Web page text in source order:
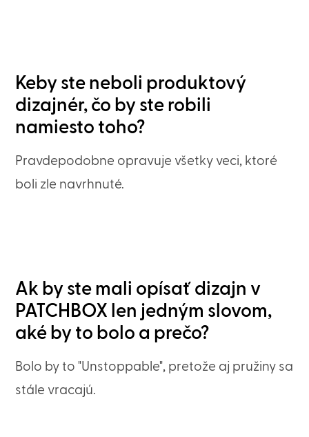
Keby ste neboli produktový
dizajnér, čo by ste robili
namiesto toho?
Pravdepodobne opravuje všetky veci, ktoré
boli zle navrhnuté.
Ak by ste mali opísať dizajn v
PATCHBOX len jedným slovom,
aké by to bolo a prečo?
Bolo by to "Unstoppable", pretože aj pružiny sa
stále vracajú.